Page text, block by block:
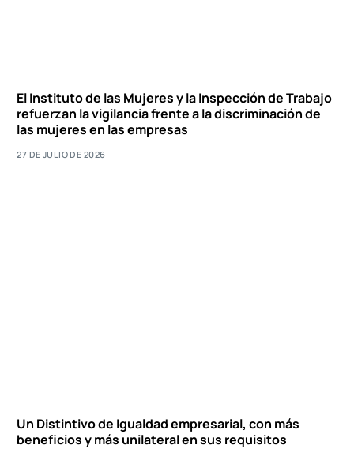
El Instituto de las Mujeres y la Inspección de Trabajo
refuerzan la vigilancia frente a la discriminación de
las mujeres en las empresas
27 DE JULIO DE 2026
Un Distintivo de Igualdad empresarial, con más
beneficios y más unilateral en sus requisitos